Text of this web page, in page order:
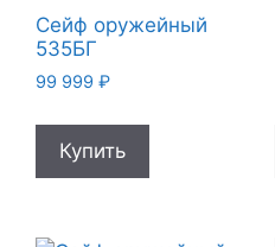
Сейф оружейный
535БГ
99 999 ₽
Купить